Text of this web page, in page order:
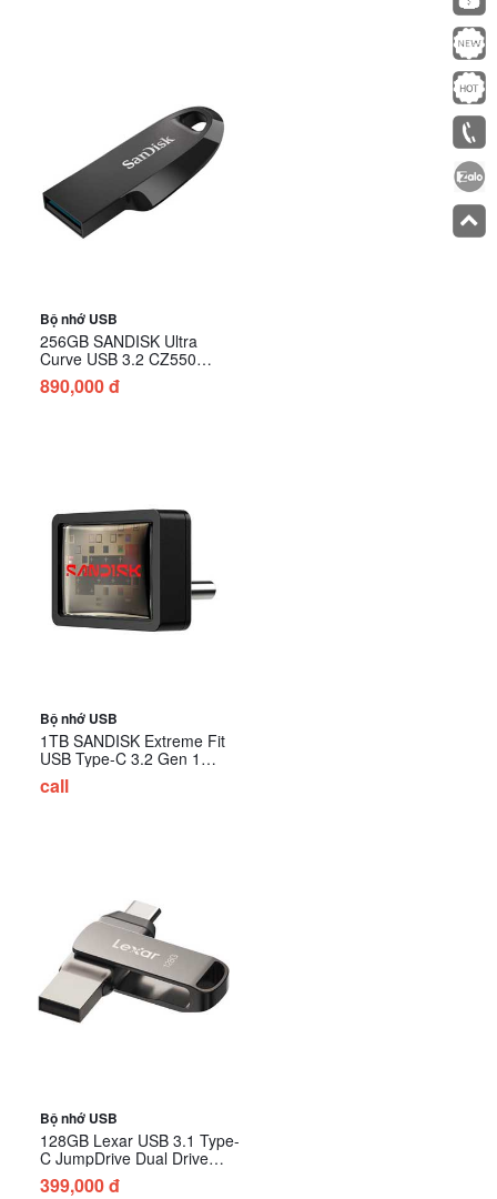
Bộ nhớ USB
256GB SANDISK Ultra
Curve USB 3.2 CZ550
(SDCZ550-256G-G46)
890,000 đ
Bộ nhớ USB
1TB SANDISK Extreme Fit
USB Type-C 3.2 Gen 1
CZ530 SDCZ530-1T00-G46
call
Bộ nhớ USB
128GB Lexar USB 3.1 Type-
C JumpDrive Dual Drive
D400 LJDD400128G-
BNQNG
399,000 đ